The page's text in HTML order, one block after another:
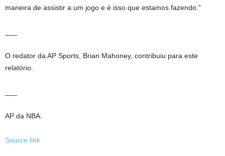
maneira de assistir a um jogo e é isso que estamos fazendo.”
O redator da AP Sports, Brian Mahoney, contribuiu para este
relatório.
AP da NBA:
Source link